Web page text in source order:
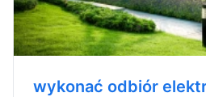
wykonać odbiór